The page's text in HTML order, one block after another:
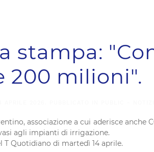
stampa:
200 milioni".
associazione a cui aderisce anche
agli impianti di irrigazione.
T Quotidiano di martedì 14 aprile.